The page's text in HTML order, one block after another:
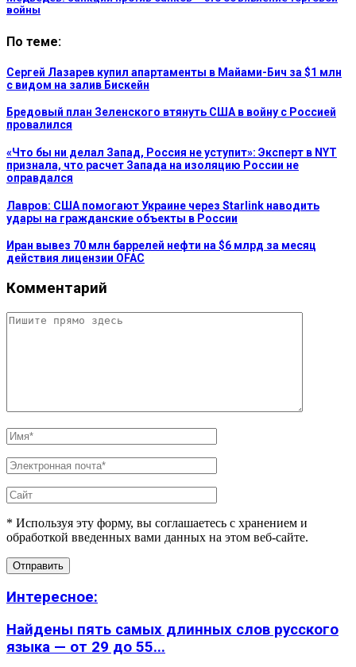
войны
По теме:
Сергей Лазарев купил апартаменты в Майами-Бич за $1 млн
с видом на залив Бискейн
Бредовый план Зеленского втянуть США в войну с Россией
провалился
«Что бы ни делал Запад, Россия не уступит»: Эксперт в NYT
признала, что расчет Запада на изоляцию России не
оправдался
Лавров: США помогают Украине через Starlink наводить
удары на гражданские объекты в России
Иран вывез 70 млн баррелей нефти на $6 млрд за месяц
действия лицензии OFAC
Комментарий
* Используя эту форму, вы соглашаетесь с хранением и
обработкой введенных вами данных на этом веб-сайте.
Интересное:
Найдены пять самых длинных слов русского
языка — от 29 до 55...